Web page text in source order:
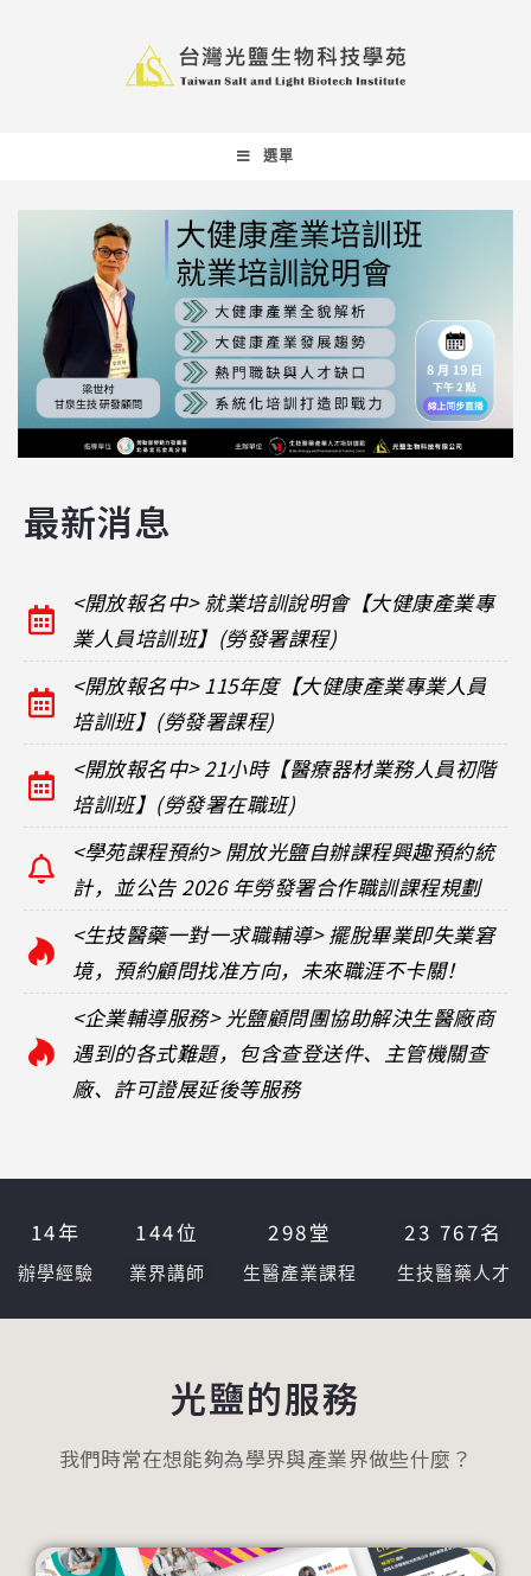
選單
最新消息
<開放報名中> 就業培訓說明會【大健康產業專
業人員培訓班】(勞發署課程)
<開放報名中> 115年度【大健康產業專業人員
培訓班】(勞發署課程)
<開放報名中> 21小時【醫療器材業務人員初階
培訓班】(勞發署在職班)
<學苑課程預約> 開放光鹽自辦課程興趣預約統
計，並公告 2026 年勞發署合作職訓課程規劃
<生技醫藥一對一求職輔導> 擺脫畢業即失業窘
境，預約顧問找准方向，未來職涯不卡關！
<企業輔導服務> 光鹽顧問團協助解決生醫廠商
遇到的各式難題，包含查登送件、主管機關查
廠、許可證展延後等服務
辦學經驗
14年
業界講師
144位
生醫產業課程
298堂
生技醫藥人才
23 767名
光鹽的服務
我們時常在想能夠為學界與產業界做些什麼？